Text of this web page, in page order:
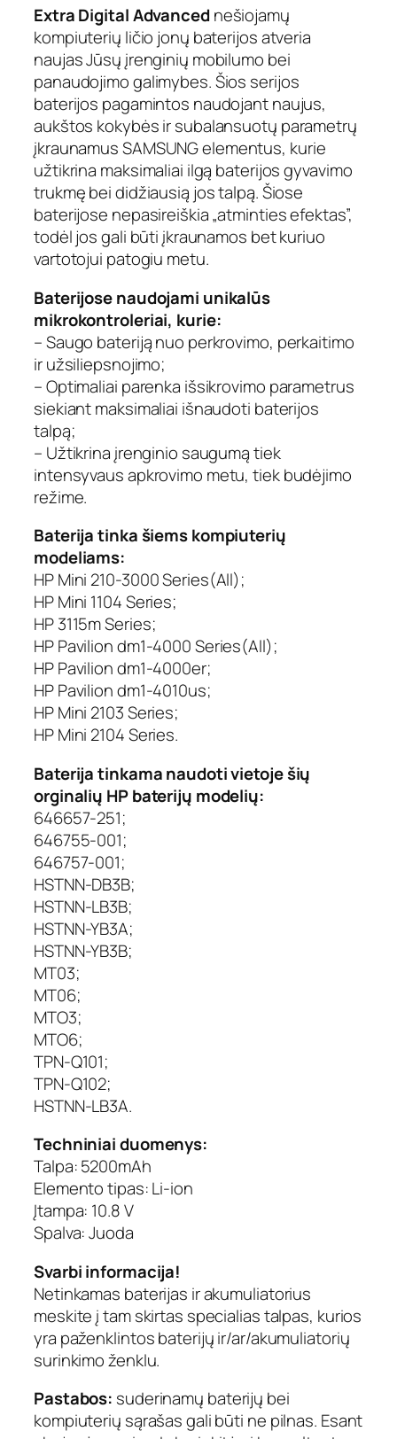
Extra Digital Advancednešiojamų
kompiuterių ličio jonų baterijos atveria
naujas Jūsų įrenginių mobilumo bei
panaudojimo galimybes. Šios serijos
baterijos pagamintos naudojant naujus,
aukštos kokybės ir subalansuotų parametrų
įkraunamus SAMSUNG elementus, kurie
užtikrina maksimaliai ilgą baterijos gyvavimo
trukmę bei didžiausią jos talpą. Šiose
baterijose nepasireiškia „atminties efektas”,
todėl jos gali būti įkraunamos bet kuriuo
vartotojui patogiu metu.
Baterijose naudojami unikalūs
mikrokontroleriai, kurie:
– Saugo bateriją nuo perkrovimo, perkaitimo
ir užsiliepsnojimo;
– Optimaliai parenka išsikrovimo parametrus
siekiant maksimaliai išnaudoti baterijos
talpą;
– Užtikrina įrenginio saugumą tiek
intensyvaus apkrovimo metu, tiek budėjimo
režime.
Baterija tinka šiems kompiuterių
modeliams:
HP Mini 210-3000 Series(All);
HP Mini 1104 Series;
HP 3115m Series;
HP Pavilion dm1-4000 Series(All);
HP Pavilion dm1-4000er;
HP Pavilion dm1-4010us;
HP Mini 2103 Series;
HP Mini 2104 Series.
Baterija tinkama naudoti vietoje šių
orginalių HP baterijų modelių:
646657-251;
646755-001;
646757-001;
HSTNN-DB3B;
HSTNN-LB3B;
HSTNN-YB3A;
HSTNN-YB3B;
MT03;
MT06;
MTO3;
MTO6;
TPN-Q101;
TPN-Q102;
HSTNN-LB3A.
Techniniai duomenys:
Talpa: 5200mAh
Elemento tipas: Li-ion
Įtampa: 10.8 V
Spalva: Juoda
Svarbi informacija!
Netinkamas baterijas ir akumuliatorius
meskite į tam skirtas specialias talpas, kurios
yra paženklintos baterijų ir/ar/akumuliatorių
surinkimo ženklu.
Pastabos: suderinamų baterijų bei
kompiuterių sąrašas gali būti ne pilnas. Esant